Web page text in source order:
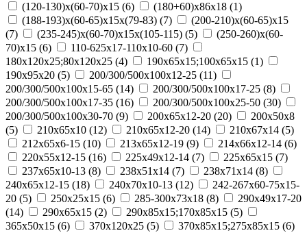
(120-130)х(60-70)х15 (6) (180+60)х86х18 (1)
(188-193)х(60-65)х15х(79-83) (7)
(200-210)х(60-65)х15
(7) (235-245)х(60-70)х15х(105-115) (5)
(250-260)х(60-
70)х15 (6) 110-625x17-110x10-60 (7)
180х120х25;80х120х25 (4) 190х65х15;100х65х15 (1)
190х95х20 (5) 200/300/500x100x12-25 (11)
200/300/500x100x15-65 (14) 200/300/500x100x17-25 (8)
200/300/500x100x17-35 (16) 200/300/500x100x25-50 (30)
200/300/500x100x30-70 (9) 200x65x12-20 (20)
200х50х8
(5) 210x65x10 (12) 210x65x12-20 (14) 210х67х14 (5)
212x65x6-15 (10) 213x65x12-19 (9) 214x66x12-14 (6)
220x55x12-15 (16) 225x49x12-14 (7) 225х65х15 (7)
237x65x10-13 (8) 238х51х14 (7) 238х71х14 (8)
240x65x12-15 (18) 240x70x10-13 (12)
242-267x60-75x15-
20 (5) 250x25x15 (6) 285-300x73x18 (8)
290x49x17-20
(14) 290х65х15 (2) 290х85х15;170х85х15 (5)
365х50х15 (6) 370х120х25 (5) 370х85х15;275х85х15 (6)